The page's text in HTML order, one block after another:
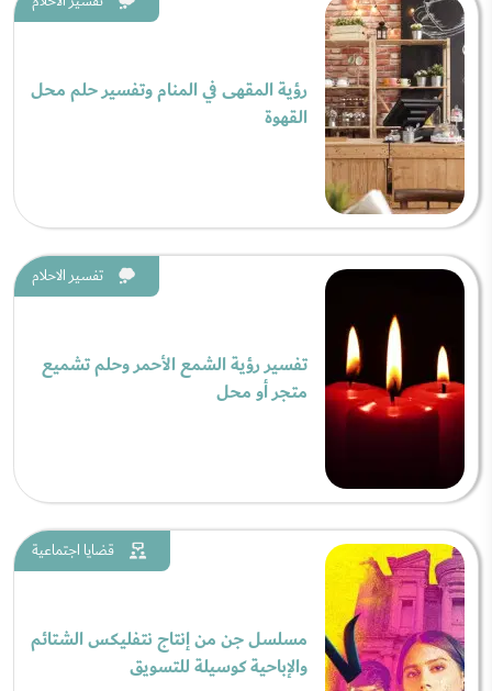
رؤية المقهى في المنام وتفسير حلم محل
القهوة
تفسير الاحلام
تفسير رؤية الشمع الأحمر وحلم تشميع
متجر أو محل
قضايا اجتماعية
مسلسل جن من إنتاج نتفليكس الشتائم
والإباحية كوسيلة للتسويق